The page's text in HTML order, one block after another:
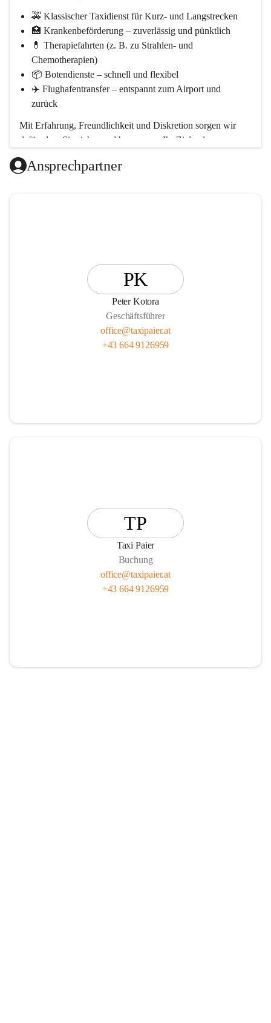
🚕 Klassischer Taxidienst für Kurz- und Langstrecken
🏥 Krankenbeförderung – zuverlässig und pünktlich
💊 Therapiefahrten (z. B. zu Strahlen- und
Chemotherapien)
📦 Botendienste – schnell und flexibel
✈️ Flughafentransfer – entspannt zum Airport und
zurück
Mit Erfahrung, Freundlichkeit und Diskretion sorgen wir
dafür, dass Sie sicher und bequem an Ihr Ziel gelangen.
Ansprechpartner
PK
Peter Kotora
Geschäftsführer
office@taxipaier.at
+43 664 9126959
TP
Taxi Paier
Buchung
office@taxipaier.at
+43 664 9126959